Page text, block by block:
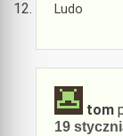
Ludo
tom
19